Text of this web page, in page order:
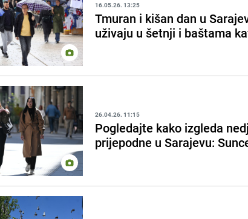
16.05.26. 13:25
Tmuran i kišan dan u
uživaju u šetnji i baštama
26.04.26. 11:15
Pogledajte kako izgleda
prijepodne u Sarajevu: